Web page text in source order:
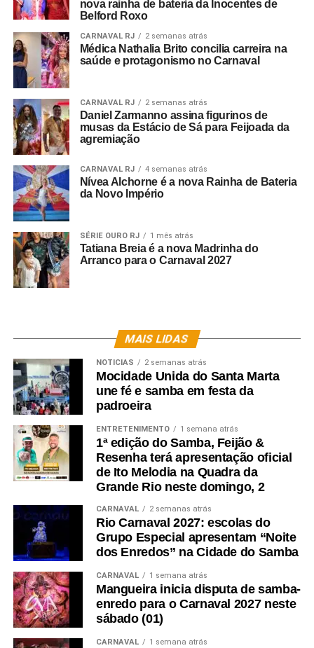
Valor: A partir de R$ 40,00 (1º lote)
nova rainha de bateria da Inocentes de
Belford Roxo
CARNAVAL RJ 2 semanas atrás
Médica Nathalia Brito concilia carreira na
saúde e protagonismo no Carnaval
CARNAVAL RJ 2 semanas atrás
Daniel Zarmanno assina figurinos de
musas da Estácio de Sá para Feijoada da
agremiação
CARNAVAL RJ 4 semanas atrás
Nívea Alchorne é a nova Rainha de Bateria
da Novo Império
SÉRIE OURO RJ 1 mês atrás
Tatiana Breia é a nova Madrinha do
Arranco para o Carnaval 2027
MAIS LIDAS
NOTICIAS 2 semanas atrás
Mocidade Unida do Santa Marta
une fé e samba em festa da
padroeira
ENTRETENIMENTO 1 semana atrás
1ª edição do Samba, Feijão &
Resenha terá apresentação oficial
de Ito Melodia na Quadra da
Grande Rio neste domingo, 2
CARNAVAL 2 semanas atrás
Rio Carnaval 2027: escolas do
Grupo Especial apresentam “Noite
dos Enredos” na Cidade do Samba
CARNAVAL 1 semana atrás
Mangueira inicia disputa de samba-
enredo para o Carnaval 2027 neste
sábado (01)
CARNAVAL 1 semana atrás